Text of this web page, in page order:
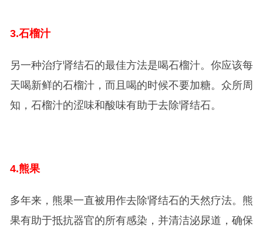
3.石榴汁
另一种治疗肾结石的最佳方法是喝石榴汁。你应该每
天喝新鲜的石榴汁，而且喝的时候不要加糖。众所周
知，石榴汁的涩味和酸味有助于去除肾结石。
4.熊果
多年来，熊果一直被用作去除肾结石的天然疗法。熊
果有助于抵抗器官的所有感染，并清洁泌尿道，确保